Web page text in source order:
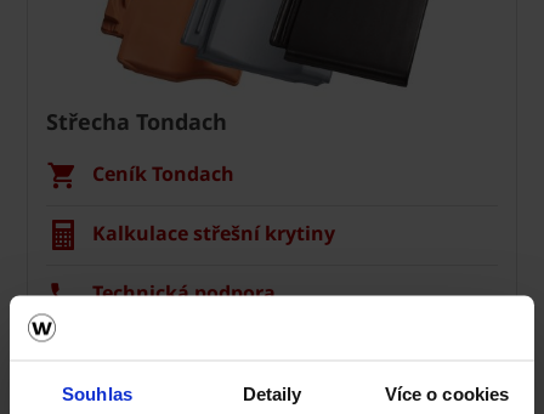
Souhlas Detaily Více o cookies
Střecha Tondach
Ceník Tondach
Kalkulace střešní krytiny
Technická podpora